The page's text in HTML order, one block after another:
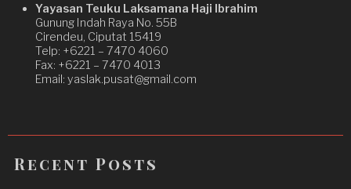
Yayasan Teuku Laksamana Haji Ibrahim
Gunung Indah Raya No. 55B
Cirendeu, Ciputat 15419
Telp: +6221 – 7470 4060
Fax: +6221 – 7470 4013
Email: yaslak.pusat@gmail.com
Recent Posts